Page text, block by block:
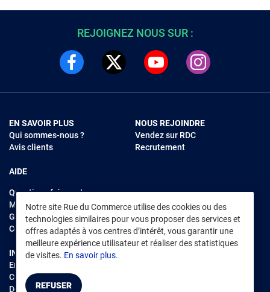
REJOIGNEZ NOUS SUR :
EN SAVOIR PLUS
Qui sommes-nous ?
Avis clients
AIDE
Questions fréquentes
Modes de règlements
Garantie et retours
Contacter Rue du Commerce
NOUS REJOINDRE
Vendez sur RDC
Recrutement
INFORMATIONS LÉGALES
Environnement
CGV /CGU Marketplace
Données personnelles
Notre site Rue du Commerce utilise des cookies ou des
technologies similaires pour vous proposer des services et
offres adaptés à vos centres d’intérêt, vous garantir une
meilleure expérience utilisateur et réaliser des statistiques
de visites. En savoir plus.
REFUSER